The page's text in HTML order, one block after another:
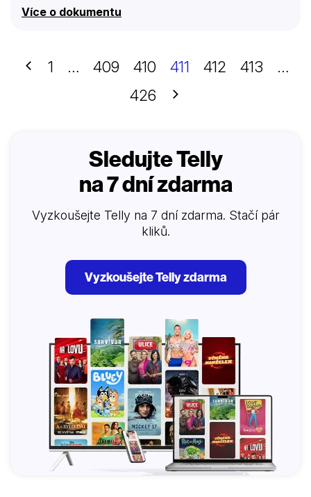
pravý čas na pravém místě. Každou scénku
Více o dokumentu
Předchozí
1 … 409 410 411 412 413
…
426
Další
Sledujte Telly
na 7 dní zdarma
Vyzkoušejte Telly na 7 dní zdarma. Stačí pár
kliků.
Vyzkoušejte Telly zdarma